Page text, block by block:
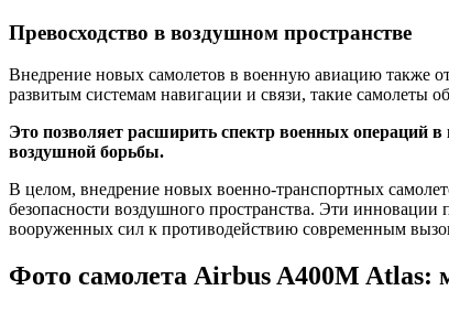
Превосходство в воздушном пространстве
Внедрение новых самолетов в военную авиацию также
развитым системам навигации и связи, такие самолеты
Это позволяет расширить спектр военных операций в
воздушной борьбы.
В целом, внедрение новых военно-транспортных
безопасности воздушного пространства. Эти
вооруженных сил к противодействию современным
Фото самолета Airbus A400M Atlas: